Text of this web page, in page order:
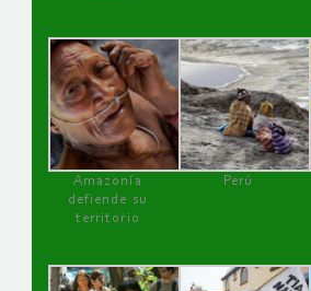
Amazonía
defiende su
territorio
Perú